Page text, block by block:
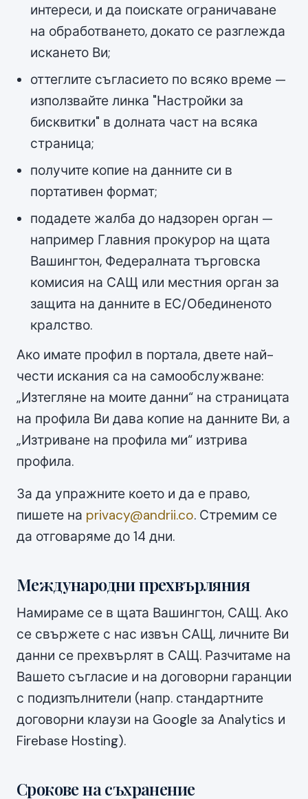
интереси, и да поискате ограничаване
на обработването, докато се разглежда
искането Ви;
оттеглите съгласието по всяко време —
използвайте линка "Настройки за
бисквитки" в долната част на всяка
страница;
получите копие на данните си в
портативен формат;
подадете жалба до надзорен орган —
например Главния прокурор на щата
Вашингтон, Федералната търговска
комисия на САЩ или местния орган за
защита на данните в ЕС/Обединеното
кралство.
Ако имате профил в портала, двете най-
чести искания са на самообслужване:
„Изтегляне на моите данни“ на страницата
на профила Ви дава копие на данните Ви, а
„Изтриване на профила ми“ изтрива
профила.
За да упражните което и да е право,
пишете на privacy@andrii.co. Стремим се
да отговаряме до 14 дни.
Международни прехвърляния
Намираме се в щата Вашингтон, САЩ. Ако
се свържете с нас извън САЩ, личните Ви
данни се прехвърлят в САЩ. Разчитаме на
Вашето съгласие и на договорни гаранции
с подизпълнители (напр. стандартните
договорни клаузи на Google за Analytics и
Firebase Hosting).
Срокове на съхранение